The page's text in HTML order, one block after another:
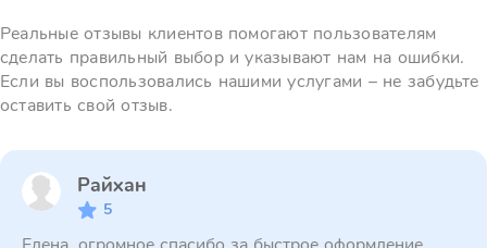
Реальные отзывы клиентов помогают пользователям
сделать правильный выбор и указывают нам на ошибки.
Если вы воспользовались нашими услугами – не забудьте
оставить свой отзыв.
Райхан
5